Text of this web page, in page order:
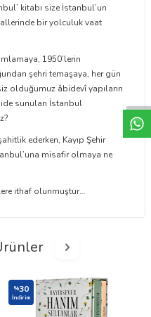
kitabı size İstanbul’un
bir yolculuk vaat
1950’lerin
şehri temaşaya, her gün
olduğumuz âbidevî yapıların
sunulan İstanbul
ederken, Kayıp Şehir
misafir olmaya ne
ithaf olunmuştur…
%30
İndirim